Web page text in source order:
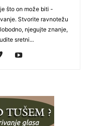
što on može biti -
Stvorite ravnotežu
njegujte znanje,
sretni...